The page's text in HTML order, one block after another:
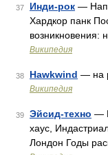
37 Инди-рок —
Хардкор панк
возникновения:
Википедия
38 Hawkwind — на
Википедия
39 Эйсид-техно —
хаус,
Лондон Годы